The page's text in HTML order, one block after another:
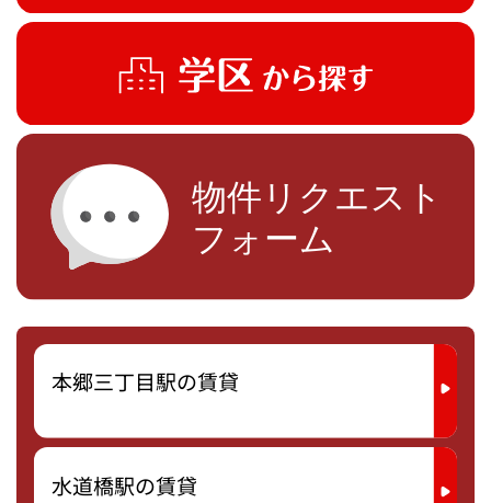
本郷三丁目駅の賃貸
水道橋駅の賃貸